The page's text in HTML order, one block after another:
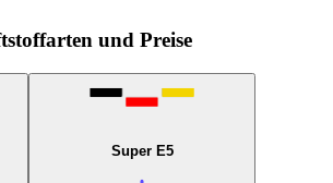
und Preise
Super E5